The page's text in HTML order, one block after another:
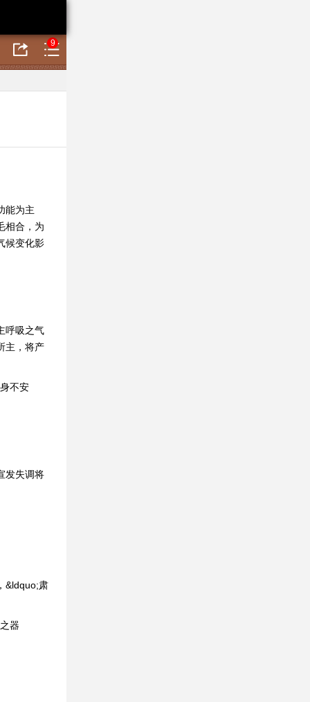
9
能为主
相合，为
候变化影
呼吸之气
主，将产
不安
发失调将
&ldquo;肃
器